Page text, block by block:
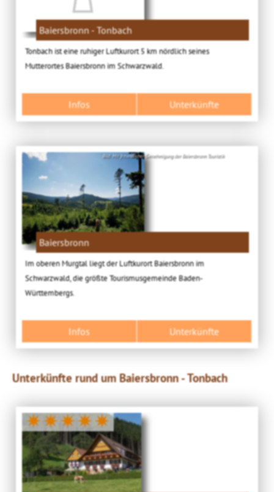
Baiersbronn - Tonbach
Tonbach ist eine ruhiger Luftkurort 5 km nördlich seines
Mutterortes Baiersbronn im Schwarzwald.
Infos Unterkünfte
Bild: Mit freundlicher Genehmigung der Baiersbronn Touristik
Baiersbronn
Im oberen Murgtal liegt der Luftkurort Baiersbronn im
Schwarzwald, die größte Tourismusgemeinde Baden-
Württembergs.
Infos Unterkünfte
Unterkünfte rund um Baiersbronn - Tonbach
✷✷✷✷✷